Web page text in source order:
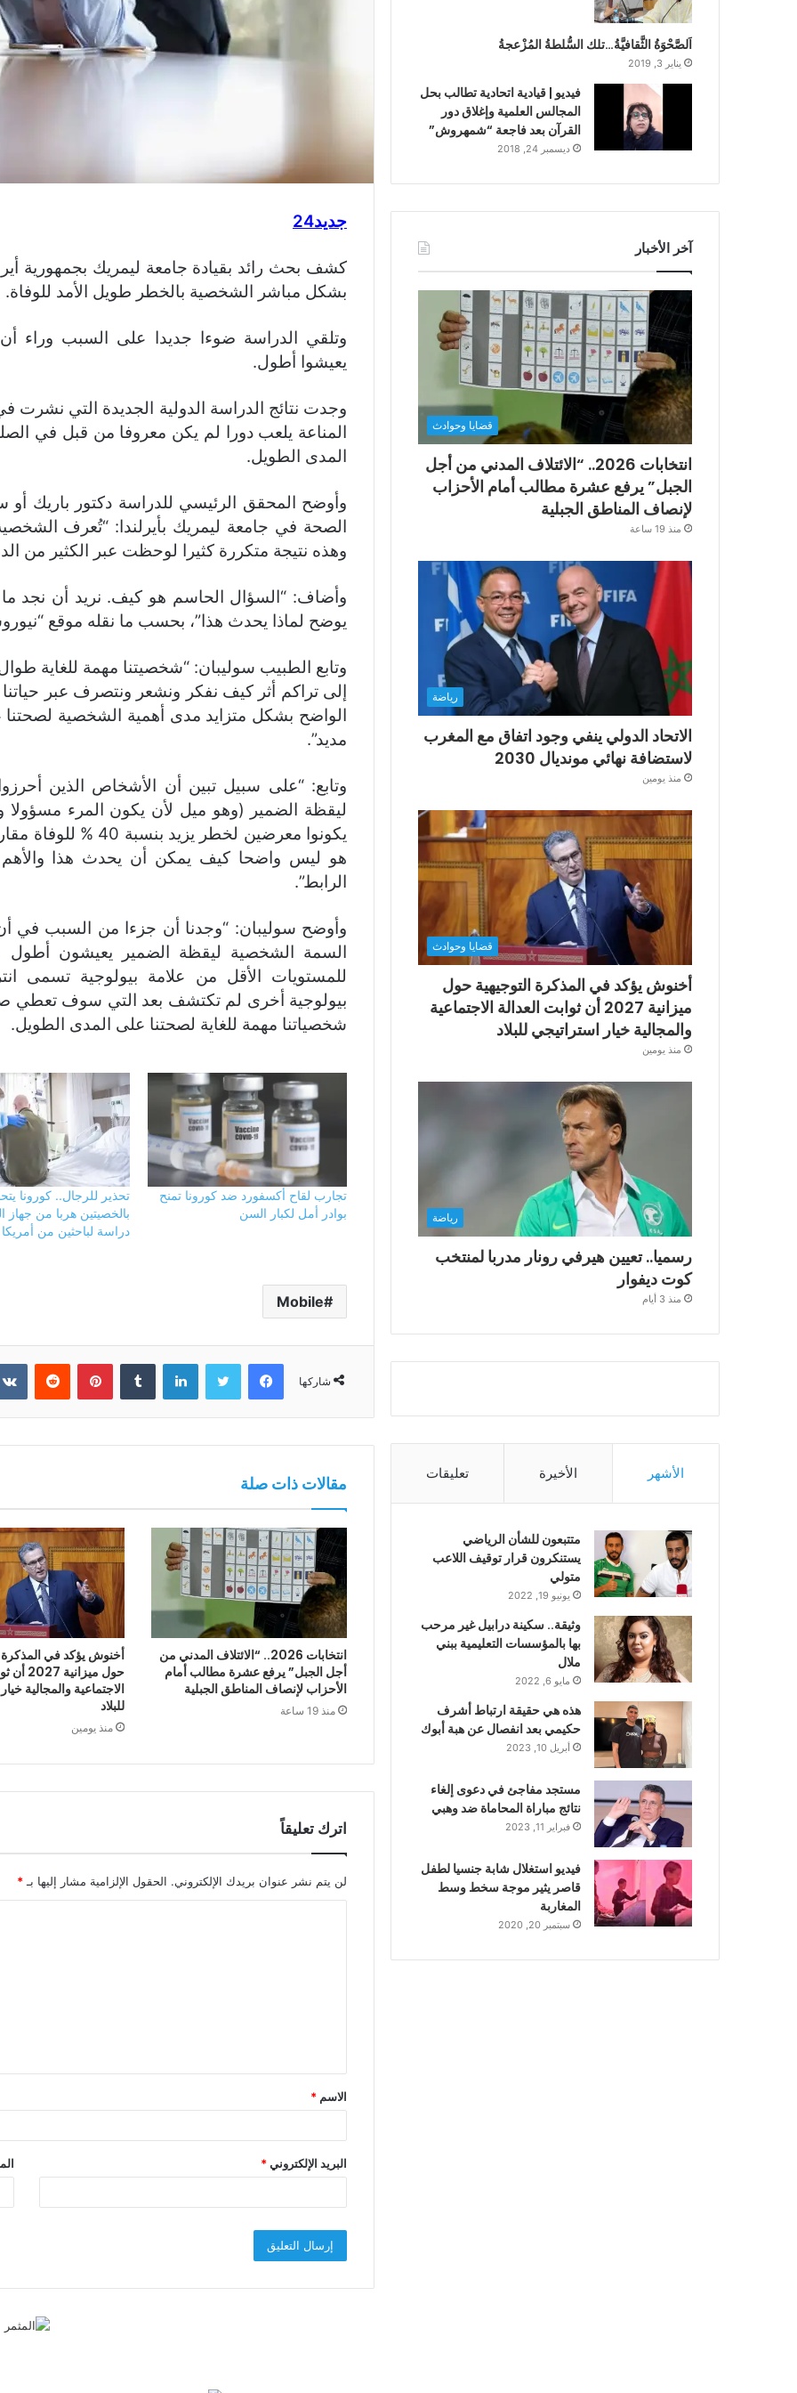
جديد24
كشف بحث رائد بقيادة جامعة ليمريك بجمهورية
بشكل مباشر الشخصية بالخطر طويل الأمد للوفاة.
وتلقي الدراسة ضوءا جديدا على السبب وراء
يعيشوا أطول.
وجدت نتائج الدراسة الدولية الجديدة التي نشرت في
المناعة يلعب دورا لم يكن معروفا من قبل في
المدى الطويل.
وأوضح المحقق الرئيسي للدراسة دكتور باريك
الصحة في جامعة ليمريك بأيرلندا: “تُعرف
وهذه نتيجة متكررة كثيرا لوحظت عبر الكثير من
وأضاف: “السؤال الحاسم هو كيف. نريد أن نجد
يوضح لماذا يحدث هذا”، بحسب ما نقله موقع
وتابع الطبيب سوليبان: “شخصيتنا مهمة للغاية
إلى تراكم أثر كيف نفكر ونشعر ونتصرف عبر
الواضح بشكل متزايد مدى أهمية الشخصية
مديد”.
وتابع: “على سبيل تبين أن الأشخاص الذين
ليقظة الضمير (وهو ميل لأن يكون المرء
يكونوا معرضين لخطر
هو ليس واضحا كيف يمكن أن يحدث هذا
الرابط”.
وأوضح سوليبان: “وجدنا أن جزءا من السبب في
السمة الشخصية ليقظة الضمير يعيشون أطول
بيولوجية أخرى لم تكتشف بعد التي سوف تعطي
شخصياتنا مهمة للغاية لصحتنا على المدى الطويل.
تجارب لقاح أكسفورد ضد كورونا تمنح
بوادر أمل لكبار السن
تحذير للرجال.. كورونا
بالخصيتين هربا من
دراسة لباحثين من أمريكا
Mobile
شاركها
فيسبوك تويتر لينكدإن بينتيريست
مقالات ذات صلة
انتخابات 2026.. “الائتلاف المدني من
أجل الجبل” يرفع عشرة مطالب أمام
الأحزاب لإنصاف المناطق الجبلية
منذ 19 ساعة
أخنوش يؤكد في المذكرة
حول
الاجتماعية والمجالية
للبلاد
منذ يومين
اترك تعليقاً
لن يتم نشر عنوان بريدك الإلكتروني. الحقول الإلزامية مشار إليها بـ*
ق
*
الاسم *
البريد الإلكتروني*
اَلصَّحْوَةُ الثَّقافيَّةُ…تلك السُّلطةُ المُزْعجةُ
يناير 3, 2019
فيديو | قيادية اتحادية تطالب بحل
المجالس العلمية وإغلاق دور
القرآن بعد فاجعة “شمهروش”
ديسمبر 24, 2018
آخر الأخبار
قضايا وحوادث
انتخابات 2026.. “الائتلاف المدني من أجل
الجبل” يرفع عشرة مطالب أمام الأحزاب
لإنصاف المناطق الجبلية
منذ 19 ساعة
رياضة
الاتحاد الدولي ينفي وجود اتفاق مع المغرب
لاستضافة نهائي مونديال 2030
منذ يومين
قضايا وحوادث
أخنوش يؤكد في المذكرة التوجيهية حول
ميزانية 2027 أن ثوابت العدالة الاجتماعية
والمجالية خيار استراتيجي للبلاد
منذ يومين
رياضة
رسميا.. تعيين هيرفي رونار مدربا لمنتخب
كوت ديفوار
منذ 3 أيام
الأشهر الأخيرة تعليقات
متتبعون للشأن الرياضي
يستنكرون قرار توقيف اللاعب
متولي
يونيو 19, 2022
وثيقة.. سكينة درابيل غير مرحب
بها بالمؤسسات التعليمية ببني
ملال
مايو 6, 2022
هذه هي حقيقة ارتباط أشرف
حكيمي بعد انفصال عن هبة أبوك
أبريل 10, 2023
مستجد مفاجئ في دعوى إلغاء
نتائج مباراة المحاماة ضد وهبي
فبراير 11, 2023
فيديو استغلال شابة جنسيا لطفل
قاصر يثير موجة سخط وسط
المغاربة
سبتمبر 20, 2020